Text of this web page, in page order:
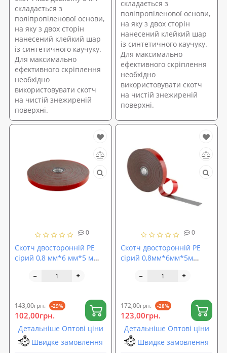
складається з
поліпропіленової основи,
на яку з двох сторін
нанесений клейкий шар
із синтетичного каучуку.
Для максимально
ефективного скріплення
необхідно
використовувати скотч
на чистій знежиреній
поверхні.
складається з
поліпропіленової основи,
на яку з двох сторін
нанесений клейкий шар
із синтетичного каучуку.
Для максимально
ефективного скріплення
необхідно
використовувати скотч
на чистій знежиреній
поверхні.
0
Скотч двосторонній PE
сірий 0,8 мм*6 мм*5 м
143,00грн. -29%
102,00грн.
Детальніше Оптові ціни
Швидке замовлення
0
Скотч двосторонній PE
сірий 0,8мм*6мм*5м
(50026B)
172,00грн. -28%
123,00грн.
Детальніше Оптові ціни
Швидке замовлення